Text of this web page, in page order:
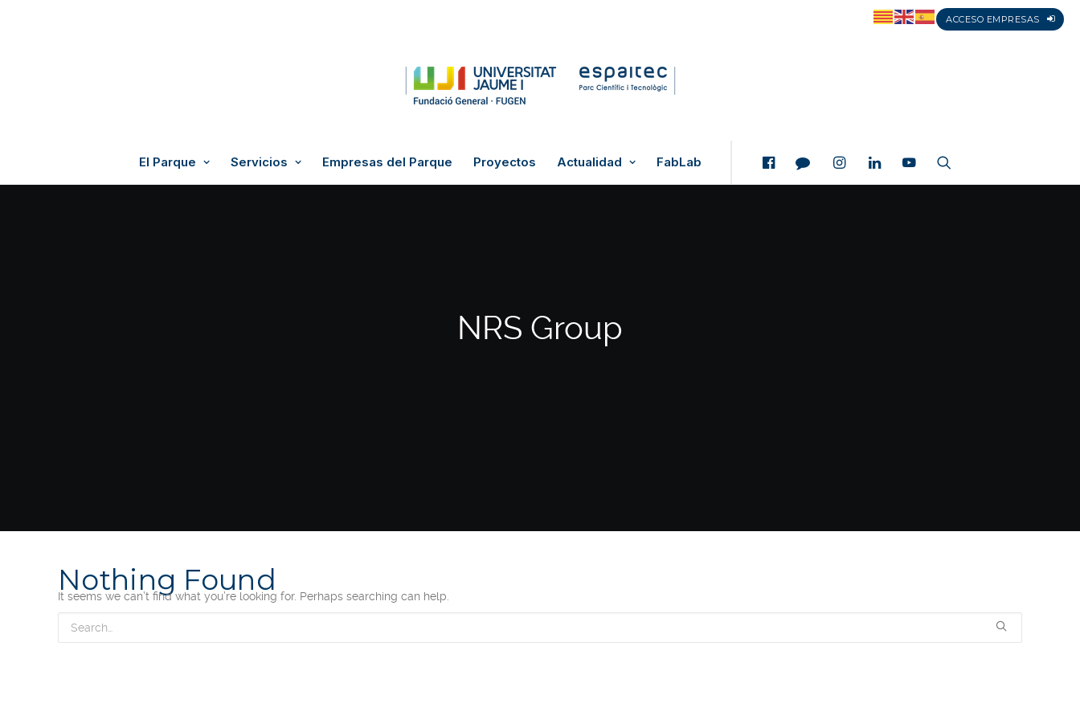
ACCESO EMPRESAS
El Parque Servicios Empresas del Parque Proyectos Actualidad FabLab
NRS Group
Nothing Found
It seems we can’t find what you’re looking for. Perhaps searching can help.